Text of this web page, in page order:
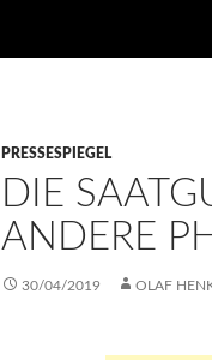
PRESSESPIEGEL
DIE
ANDERE
30/04/2019 OLAF